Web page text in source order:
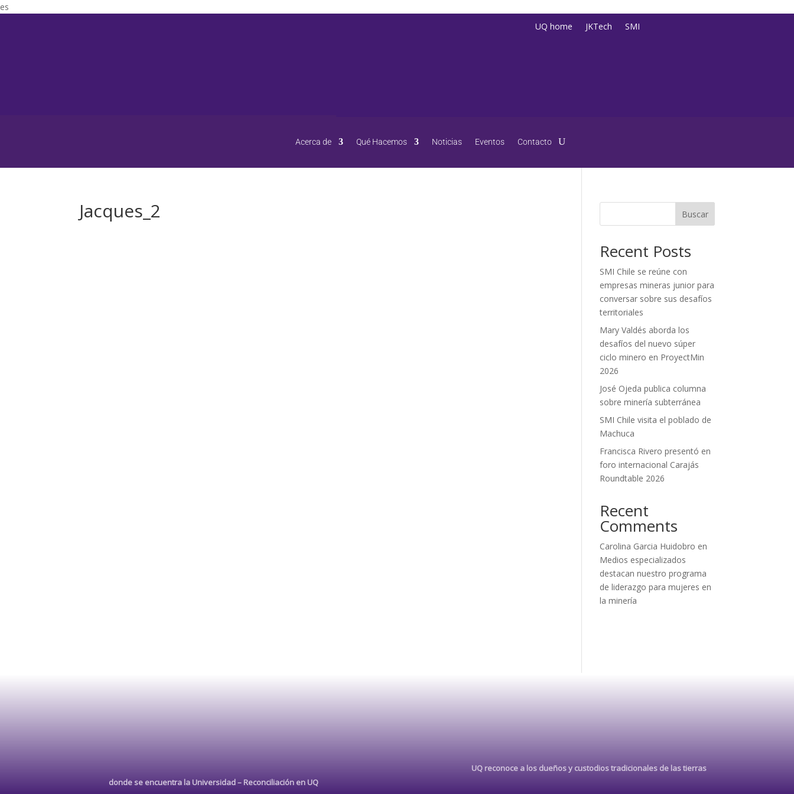
es
UQ home
JKTech SMI
Acerca de Qué Hacemos Noticias Eventos Contacto
Jacques_2 Buscar
Recent Posts
SMI Chile se reúne con
empresas mineras junior para
conversar sobre sus desafíos
territoriales
Mary Valdés aborda los
desafíos del nuevo súper
ciclo minero en ProyectMin
2026
José Ojeda publica columna
sobre minería subterránea
SMI Chile visita el poblado de
Machuca
Francisca Rivero presentó en
foro internacional Carajás
Roundtable 2026
Recent
Comments
Carolina Garcia Huidobro en
Medios especializados
destacan nuestro programa
de liderazgo para mujeres en
la minería
UQ reconoce a los dueños y custodios tradicionales de las tierras
donde se encuentra la Universidad – Reconciliación en UQ